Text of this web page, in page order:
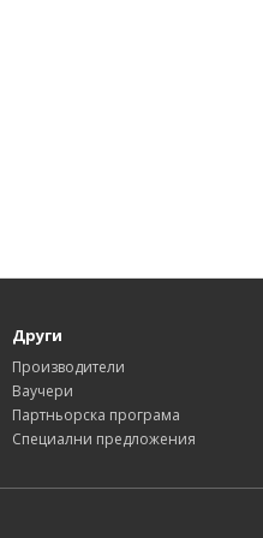
Други
Производители
Ваучери
Партньорска програма
Специални предложения